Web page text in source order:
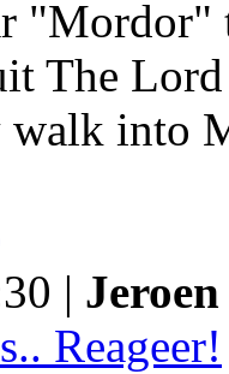
"Mordor"
The
walk into
|
Reageer!